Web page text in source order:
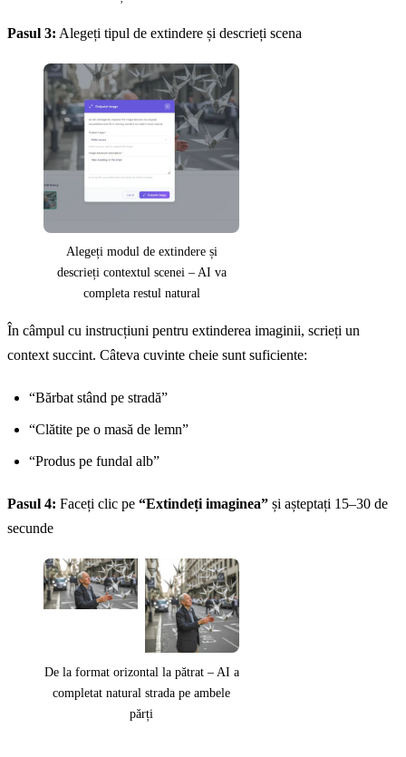
Pasul 3: Alegeți tipul de extindere și descrieți scena
Alegeți modul de extindere și
descrieți contextul scenei – AI va
completa restul natural
În câmpul cu instrucțiuni pentru extinderea imaginii, scrieți un
context succint. Câteva cuvinte cheie sunt suficiente:
“Bărbat stând pe stradă”
“Clătite pe o masă de lemn”
“Produs pe fundal alb”
Pasul 4: Faceți clic pe “Extindeți imaginea” și așteptați 15–30 de
secunde
De la format orizontal la pătrat – AI a
completat natural strada pe ambele
părți